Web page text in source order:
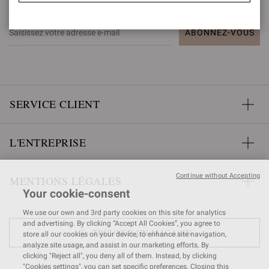
ABONNEZ-VOUS
SERVICE CLIENT
L'ENTREPRISE
MENTIONS LÉGALES
TROUVER UN MAGASIN
Your cookie-consent
We use our own and 3rd party cookies on this site for analytics
and advertising. By clicking “Accept All Cookies”, you agree to
store all our cookies on your device, to enhance site navigation,
analyze site usage, and assist in our marketing efforts. By
clicking "Reject all", you deny all of them. Instead, by clicking
"Cookies settings", you can set specific preferences. Closing this
Continue without Accepting